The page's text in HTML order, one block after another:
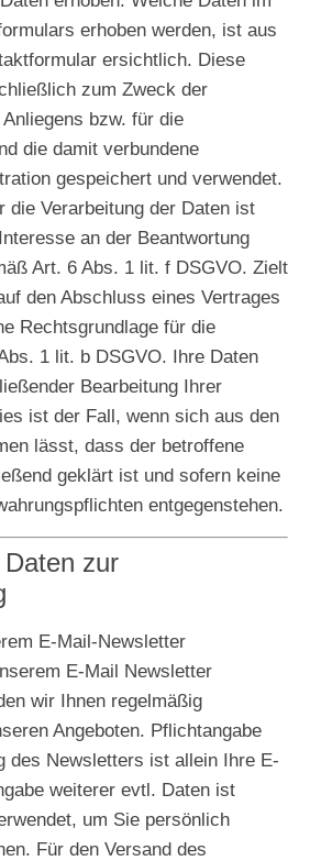
erhoben werden, ist aus
ersichtlich. Diese
zum Zweck der
bzw. für die
die damit verbundene
gespeichert und verwendet.
die Verarbeitung der Daten ist
an der Beantwortung
Art. 6 Abs. 1 lit. f DSGVO. Zielt
den Abschluss eines Vertrages
Rechtsgrundlage für die
1 lit. b DSGVO. Ihre Daten
Bearbeitung Ihrer
ist der Fall, wenn sich aus den
lässt, dass der betroffene
geklärt ist und sofern keine
entgegenstehen.
zur
E-Mail-Newsletter
E-Mail Newsletter
wir Ihnen regelmäßig
Angeboten. Pflichtangabe
des Newsletters ist allein Ihre E-
weiterer evtl. Daten ist
um Sie persönlich
Für den Versand des